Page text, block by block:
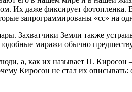
Их даже фиксирует фотопленка.
запрограммированы «сс» на
Захватчики Земли также
миражи обычно
а, как их называет П.
Киросон не стал их